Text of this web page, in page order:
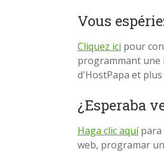
Vous
Cliquez ici pour
programmant une
d'HostPapa et plus
¿Esperaba
Haga clic aquípara
web, programar